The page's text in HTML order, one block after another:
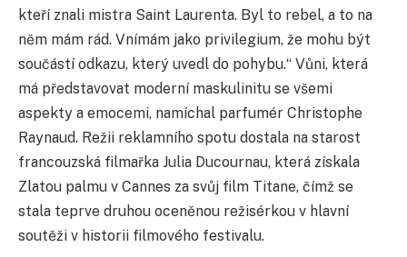
kteří znali mistra Saint Laurenta. Byl to rebel, a to na
něm mám rád. Vnímám jako privilegium, že mohu být
součástí odkazu, který uvedl do pohybu.“ Vůni, která
má představovat moderní maskulinitu se všemi
aspekty a emocemi, namíchal parfumér Christophe
Raynaud. Režii reklamního spotu dostala na starost
francouzská filmařka Julia Ducournau, která získala
Zlatou palmu v Cannes za svůj film Titane, čímž se
stala teprve druhou oceněnou režisérkou v hlavní
soutěži v historii filmového festivalu.